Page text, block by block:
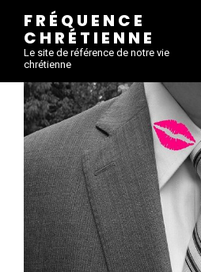
FRÉQUENCE
CHRÉTIENNE
Le site de référence de notre vie
chrétienne